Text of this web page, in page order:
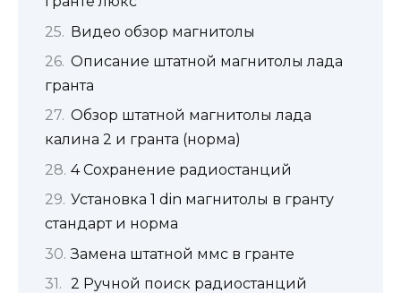
Видео обзор магнитолы
Описание штатной магнитолы лада
гранта
Обзор штатной магнитолы лада
калина 2 и гранта (норма)
4 Сохранение радиостанций
Установка 1 din магнитолы в гранту
стандарт и норма
Замена штатной ммс в гранте
2 Ручной поиск радиостанций